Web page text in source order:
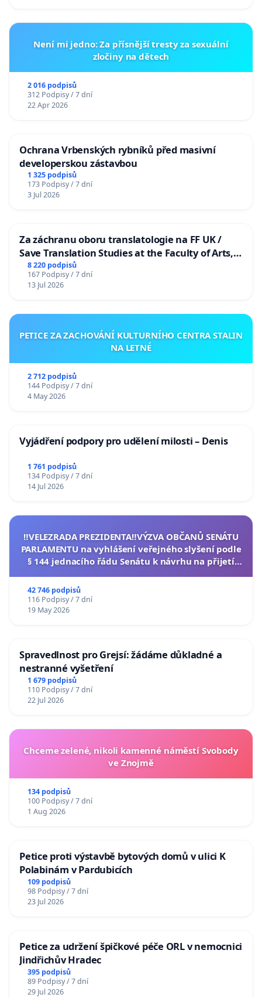
Není mi jedno: Za přísnější tresty za sexuální
zločiny na dětech
2 016 podpisů
312 Podpisy / 7 dní
22 Apr 2026
Ochrana Vrbenských rybníků před masivní
developerskou zástavbou
1 325 podpisů
173 Podpisy / 7 dní
3 Jul 2026
Za záchranu oboru translatologie na FF UK /
Save Translation Studies at the Faculty of Arts,
Charles University
8 220 podpisů
167 Podpisy / 7 dní
13 Jul 2026
PETICE ZA ZACHOVÁNÍ KULTURNÍHO CENTRA STALIN
NA LETNÉ
2 712 podpisů
144 Podpisy / 7 dní
4 May 2026
Vyjádření podpory pro udělení milosti – Denis
1 761 podpisů
134 Podpisy / 7 dní
14 Jul 2026
‼️VELEZRADA PREZIDENTA‼️VÝZVA OBČANŮ SENÁTU
PARLAMENTU na vyhlášení veřejného slyšení podle
§ 144 jednacího řádu Senátu k návrhu na přijetí
42 746 podpisů
116 Podpisy / 7 dní
19 May 2026
Spravedlnost pro Grejsí: žádáme důkladné a
nestranné vyšetření
1 679 podpisů
110 Podpisy / 7 dní
22 Jul 2026
Chceme zelené, nikoli kamenné náměstí Svobody
ve Znojmě
134 podpisů
100 Podpisy / 7 dní
1 Aug 2026
Petice proti výstavbě bytových domů v ulici K
Polabinám v Pardubicích
109 podpisů
98 Podpisy / 7 dní
23 Jul 2026
Petice za udržení špičkové péče ORL v nemocnici
Jindřichův Hradec
395 podpisů
89 Podpisy / 7 dní
29 Jul 2026